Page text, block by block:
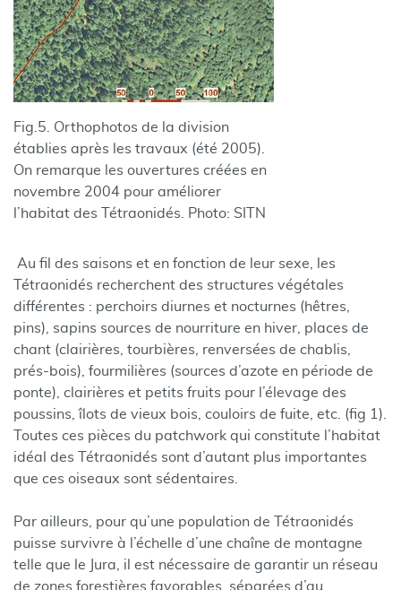
Fig.5. Orthophotos de la division
établies après les travaux (été 2005).
On remarque les ouvertures créées en
novembre 2004 pour améliorer
l’habitat des Tétraonidés. Photo: SITN
Au fil des saisons et en fonction de leur sexe, les
Tétraonidés recherchent des structures végétales
différentes : perchoirs diurnes et nocturnes (hêtres,
pins), sapins sources de nourriture en hiver, places de
chant (clairières, tourbières, renversées de chablis,
prés-bois), fourmilières (sources d’azote en période de
ponte), clairières et petits fruits pour l’élevage des
poussins, îlots de vieux bois, couloirs de fuite, etc. (fig 1).
Toutes ces pièces du patchwork qui constitute l’habitat
idéal des Tétraonidés sont d’autant plus importantes
que ces oiseaux sont sédentaires.
Par ailleurs, pour qu’une population de Tétraonidés
puisse survivre à l’échelle d’une chaîne de montagne
telle que le Jura, il est nécessaire de garantir un réseau
de zones forestières favorables, séparées d’au